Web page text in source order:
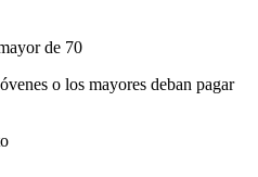
de 70
o los mayores deban pagar